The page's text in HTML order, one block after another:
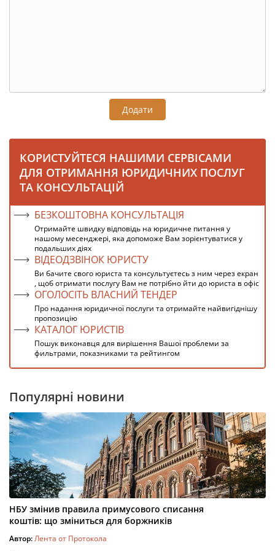
Додати
КОРИСТУЙТЕСЯ НАШИМИ СЕРВІСАМИ
ДЛЯ ОТРИМАННЯ ЮРИДИЧНИХ ПОСЛУГ
ТА КОНСУЛЬТАЦІЙ
БЕЗКОШТОВНА КОНСУЛЬТАЦІЯ
Отримайте швидку відповідь на юридичне питання у
нашому месенджері, яка допоможе Вам зорієнтуватися у
подальших діях
ВІДЕОДЗВІНОК ЮРИСТУ
Ви бачите свого юриста та консультуєтесь з ним через екран
, щоб отримати послугу Вам не потрібно йти до юриста в офіс
ОГОЛОСІТЬ ВЛАСНИЙ ТЕНДЕР
Про надання юридичної послуги та отримайте найвигіднішу
пропозицію
КАТАЛОГ ЮРИСТІВ
Пошук виконавця для вирішення Вашої проблеми за
фильтрами, показниками та рейтингом
Популярні новини
НБУ змінив правила примусового списання
коштів: що зміниться для боржників
Автор:Лента от Протокола